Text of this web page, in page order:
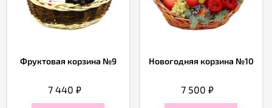
Фруктовая корзина №9
7 440 ₽
Новогодняя корзина №10
7 500₽